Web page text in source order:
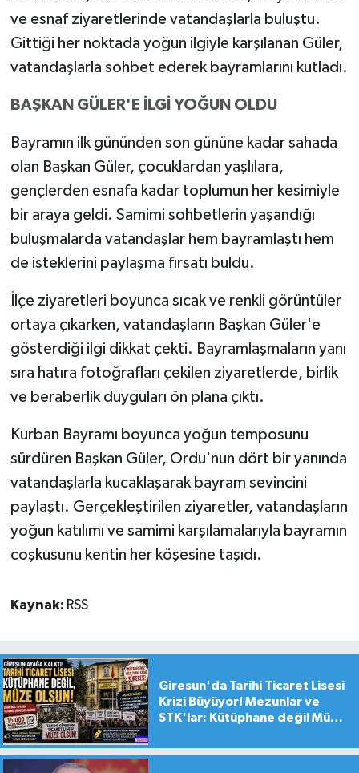
ve esnaf ziyaretlerinde vatandaşlarla buluştu.
Gittiği her noktada yoğun ilgiyle karşılanan Güler,
vatandaşlarla sohbet ederek bayramlarını kutladı.
BAŞKAN GÜLER'E İLGİ YOĞUN OLDU
Bayramın ilk gününden son gününe kadar sahada
olan Başkan Güler, çocuklardan yaşlılara,
gençlerden esnafa kadar toplumun her kesimiyle
bir araya geldi. Samimi sohbetlerin yaşandığı
buluşmalarda vatandaşlar hem bayramlaştı hem
de isteklerini paylaşma fırsatı buldu.
İlçe ziyaretleri boyunca sıcak ve renkli görüntüler
ortaya çıkarken, vatandaşların Başkan Güler'e
gösterdiği ilgi dikkat çekti. Bayramlaşmaların yanı
sıra hatıra fotoğrafları çekilen ziyaretlerde, birlik
ve beraberlik duyguları ön plana çıktı.
Kurban Bayramı boyunca yoğun temposunu
sürdüren Başkan Güler, Ordu'nun dört bir yanında
vatandaşlarla kucaklaşarak bayram sevincini
paylaştı. Gerçekleştirilen ziyaretler, vatandaşların
yoğun katılımı ve samimi karşılamalarıyla bayramın
coşkusunu kentin her köşesine taşıdı.
Kaynak: RSS
Giresun'da Tarihi Ticaret Lisesi
Krizi Büyüyor! Mezunlar ve
STK'lar: Kütüphane değil Müze